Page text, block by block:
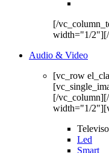
[/
width="1/
Audio & Video
[vc_row
[/
width="1/
Led
Smart